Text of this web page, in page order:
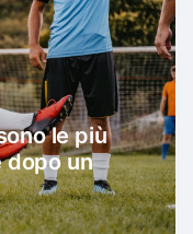
le più
dopo un